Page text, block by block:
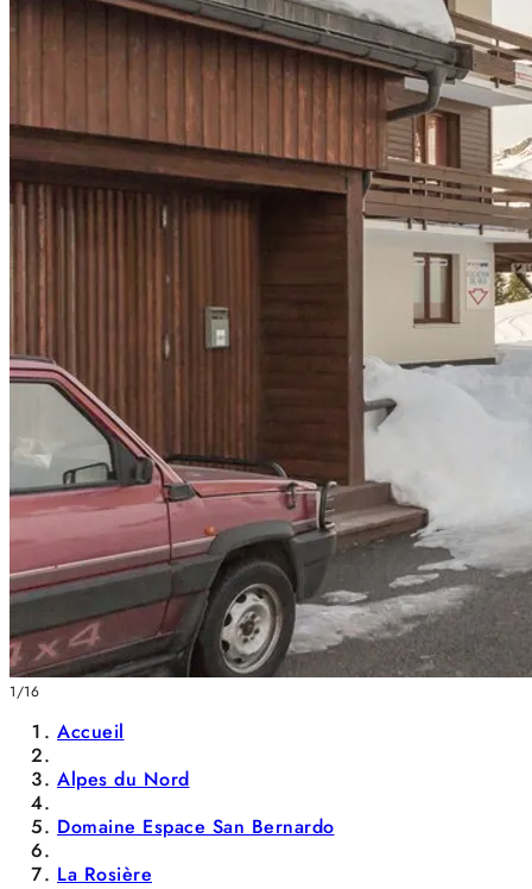
1/16
Accueil
Alpes du Nord
Domaine Espace San Bernardo
La Rosière